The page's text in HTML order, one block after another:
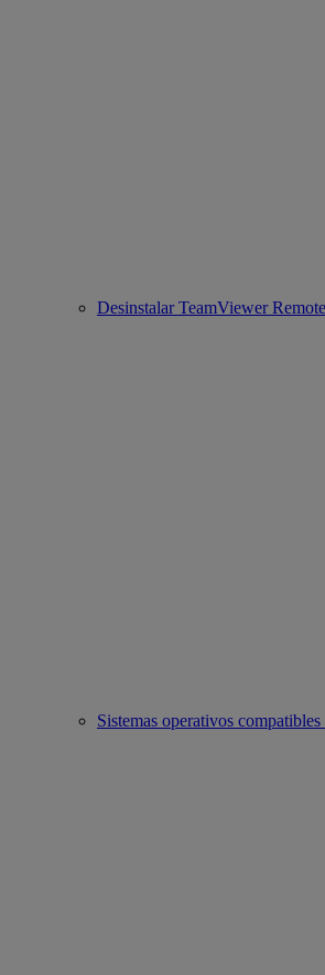
Desinstalar TeamViewer Remote
Sistemas operativos